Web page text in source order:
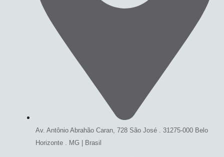
Av. Antônio Abrahão Caran, 728 São José . 31275-000 Belo
Horizonte . MG | Brasil